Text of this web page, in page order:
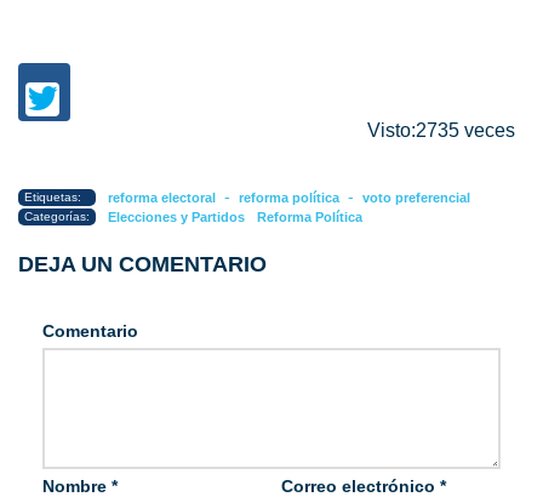
Visto:2735 veces
Etiquetas: reforma electoral - reforma política - voto preferencial
Categorías: Elecciones y Partidos Reforma Política
DEJA UN COMENTARIO
Comentario
Nombre * Correo electrónico *